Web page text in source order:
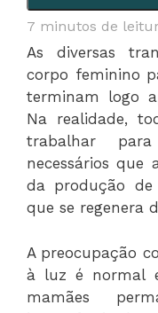
7 minutos de
As diversas
corpo feminino
terminam logo
Na realidade,
trabalhar
necessários que
da produção
que se regenera
A preocupação
à luz é normal
mamães